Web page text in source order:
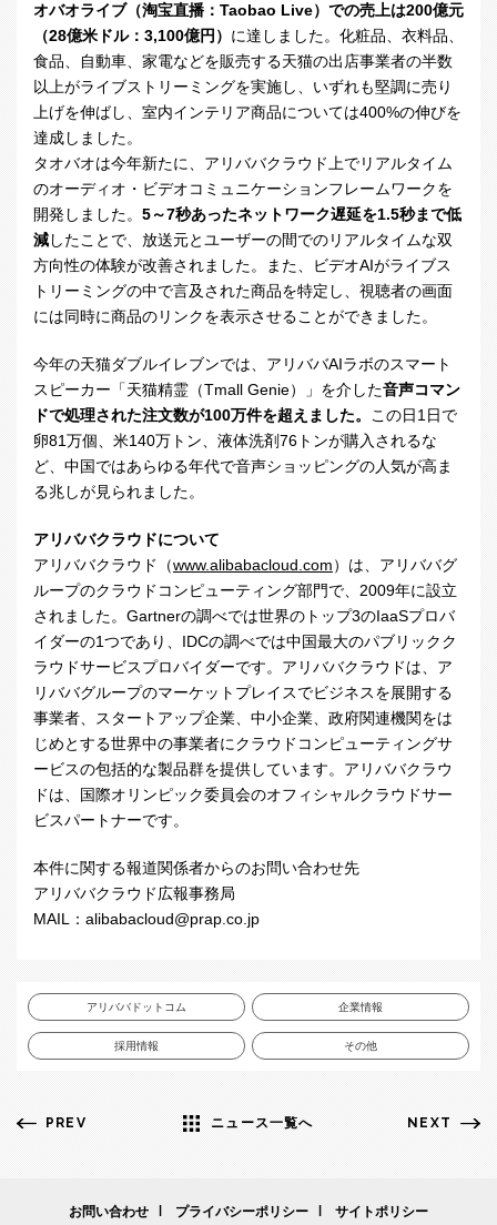
オバオライブ（淘宝直播： Taobao Live）での売上は200億元
（28億米ドル： 3,100億円） に達しました。化粧品、衣料品、
食品、自動車、家電などを販売する天猫の出店事業者の半数
以上がライブストリーミングを実施し、いずれも堅調に売り
上げを伸ばし、室内インテリア商品については400%の伸びを
達成しました。
タオバオは今年新たに、アリババクラウド上でリアルタイム
のオーディオ・ビデオコミュニケーションフレームワークを
開発しました。 5～7秒あったネットワーク遅延を1.5秒まで低
減したことで、放送元とユーザーの間でのリアルタイムな双
方向性の体験が改善されました。また、ビデオAIがライブス
トリーミングの中で言及された商品を特定し、視聴者の画面
には同時に商品のリンクを表示させることができました。
今年の天猫ダブルイレブンでは、アリババAIラボのスマート
スピーカー「天猫精霊（Tmall Genie）」を介した音声コマン
ドで処理された注文数が100万件を超えました。 この日1 日で
卵81万個、米140万トン、液体洗剤76 トンが購入されるな
ど、中国ではあらゆる年代で音声ショッピングの人気が高ま
る兆しが見られました。
アリババクラウドについて
アリババクラウド（www.alibabacloud.com）は、アリババグ
ループのクラウドコンピューティング部門で、2009年に設立
されました。Gartnerの調べでは世界のトップ3のIaaSプロバ
イダーの1つであり、 IDCの調べでは中国最大のパブリックク
ラウドサービスプロバイダーです。アリババクラウドは、ア
リババグループのマーケットプレイスでビジネスを展開する
事業者、スタートアップ企業、中小企業、政府関連機関をは
じめとする世界中の事業者にクラウドコンピューティングサ
ービスの包括的な製品群を提供しています。アリババクラウ
ドは、国際オリンピック委員会のオフィシャルクラウドサー
ビスパートナーです。
本件に関する報道関係者からのお問い合わせ先
アリババクラウド広報事務局
MAIL：alibabacloud@prap.co.jp
アリババドットコム 企業情報
採用情報 その他
PREV ニュース一覧へ NEXT
お問い合わせ プライバシーポリシー サイトポリシー